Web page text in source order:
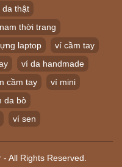
da thật
thời trang
laptop
ví cầm tay
ví da handmade
cầm tay
ví mini
da bò
ví sen
All Rights Reserved.